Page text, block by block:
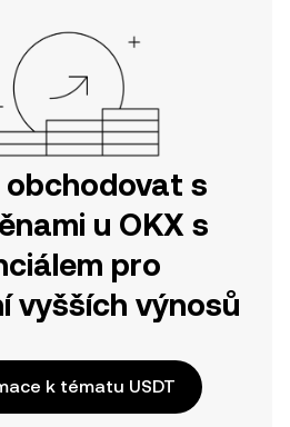
s
u OKX s
pro
vyšších výnosů
k tématu USDT